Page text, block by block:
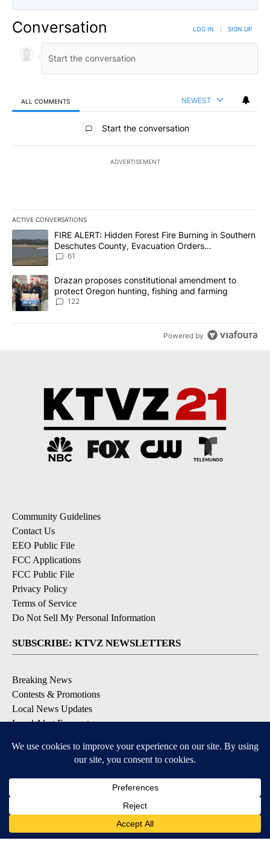
Conversation LOG IN SIGN UP
ALL COMMENTS NEWEST
All Comments
Start the conversation
ADVERTISEMENT
ACTIVE CONVERSATIONS
The following is a list of the most commented articles in the last
A trending article titled "FIRE ALERT: Hidden Forest Fire
FIRE ALERT: Hidden Forest Fire Burning in Southern
Deschutes County, Evacuation Orders
Implemented
61
A trending article titled "Drazan proposes constitutional
Drazan proposes constitutional amendment to
protect Oregon hunting, fishing and farming
122
Powered by
Community Guidelines
Contact Us
EEO Public File
FCC Applications
FCC Public File
Privacy Policy
Terms of Service
Do Not Sell My Personal Information
SUBSCRIBE: KTVZ NEWSLETTERS
Breaking News
Contests & Promotions
Local News Updates
Local Alert Forecast
DOWNLOAD: KTVZ APPS